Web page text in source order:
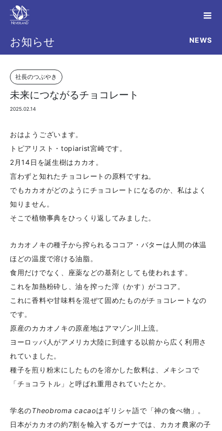
お知らせ NEWS
社長のつぶやき
未来につながるチョコレート
2025.02.14
おはようございます。
トピアリスト・topiarist宮崎です。
2月14日を誕生樹はカカオ。
言わずと知れたチョコレートの原料ですね。
でもカカオがどのようにチョコレートになるのか、私はよく
知りません。
そこで植物事典をひっくり返してみました。
カカオノキの種子から搾られるココア・バターは人間の体温
ほどの温度で溶ける油脂。
食用だけでなく、座薬などの基剤としても使われます。
これを加熱粉砕し、油を搾った滓（かす）がココア。
これに香料や甘味料を混ぜて固めたものがチョコレートなの
です。
原産のカカオノキの原産地はアマゾン川上流。
ヨーロッパ人がアメリカ大陸に到達する以前から広く利用さ
れていました。
種子を煎り粉末にしたものを溶かした飲料は、メキシコで
「チョコラトル」と呼ばれ重用されていたとか。
学名のTheobroma cacaoはギリシャ語で「神の食べ物」。
日本がカカオの約7割を輸入するガーナでは、カカオ農家の子